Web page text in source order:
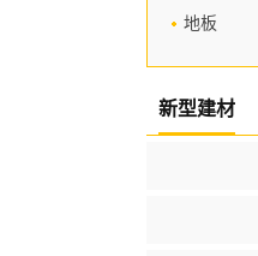
地板
新型建材